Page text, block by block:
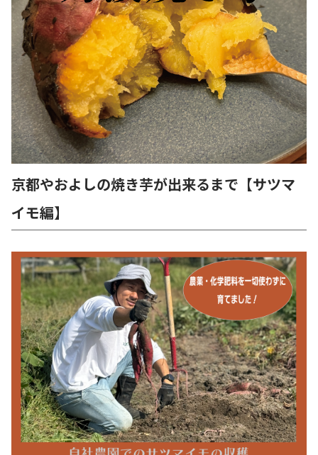
京都やおよしの焼き芋が出来るまで【サツマ
イモ編】